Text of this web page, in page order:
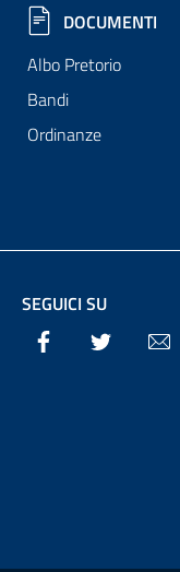
DOCUMENTI
Albo Pretorio
Bandi
Ordinanze
SEGUICI SU
Facebook Twitter